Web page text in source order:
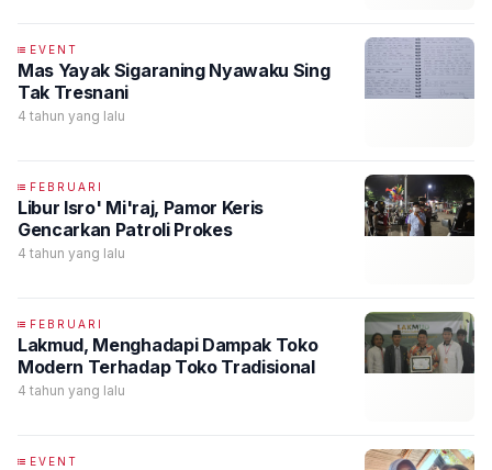
EVENT
Mas Yayak Sigaraning Nyawaku Sing
Tak Tresnani
4 tahun yang lalu
FEBRUARI
Libur Isro' Mi'raj, Pamor Keris
Gencarkan Patroli Prokes
4 tahun yang lalu
FEBRUARI
Lakmud, Menghadapi Dampak Toko
Modern Terhadap Toko Tradisional
4 tahun yang lalu
EVENT